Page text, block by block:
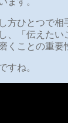
方ひとつで相
、「伝えたい
くことの重要
すね。